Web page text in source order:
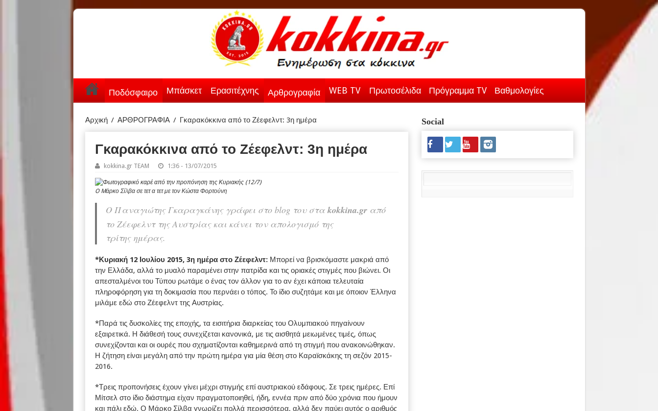
Ποδόσφαιρο Μπάσκετ Ερασιτέχνης Αρθρογραφία WEB TV Πρωτοσέλιδα Πρόγραμμα TV Βαθμολογίες
Αρχική / ΑΡΘΡΟΓΡΑΦΙΑ / Γκαρακόκκινα από το Ζέεφελντ: 3η ημέρα
Γκαρακόκκινα από το Ζέεφελντ: 3η ημέρα
kokkina.gr TEAM 1:36 - 13/07/2015
O Mάρκο Σίλβα σε τετ α τετ με τον Κώστα Φορτούνη
Ο Παναγιώτης Γκαραγκάνης γράφει στο blog του σταkokkina.grαπό
το Ζέεφελντ της Αυστρίας και κάνει τον απολογισμό της
τρίτης ημέρας.
*Κυριακή 12 Ιουλίου 2015, 3η ημέρα στο Ζέεφελντ:Μπορεί να βρισκόμαστε μακριά από
την Ελλάδα, αλλά το μυαλό παραμένει στην πατρίδα και τις οριακές στιγμές που βιώνει. Οι
απεσταλμένοι του Τύπου ρωτάμε ο ένας τον άλλον για το αν έχει κάποια τελευταία
πληροφόρηση για τη δοκιμασία που περνάει ο τόπος. Το ίδιο συζητάμε και με όποιον Έλληνα
μιλάμε εδώ στο Ζέεφελντ της Αυστρίας.
*Παρά τις δυσκολίες της εποχής, τα εισιτήρια διαρκείας του Ολυμπιακού πηγαίνουν
εξαιρετικά. Η διάθεσή τους συνεχίζεται κανονικά, με τις αισθητά μειωμένες τιμές, όπως
συνεχίζονται και οι ουρές που σχηματίζονται καθημερινά από τη στιγμή που ανακοινώθηκαν.
Η ζήτηση είναι μεγάλη από την πρώτη ημέρα για μία θέση στο Καραϊσκάκης τη σεζόν 2015-
2016.
*Τρεις προπονήσεις έχουν γίνει μέχρι στιγμής επί αυστριακού εδάφους. Σε τρεις ημέρες. Επί
Μίτσελ στο ίδιο διάστημα είχαν πραγματοποιηθεί, ήδη, εννέα πριν από δύο χρόνια που ήμουν
και πάλι εδώ. Ο Μάρκο Σίλβα γνωρίζει πολλά περισσότερα, αλλά δεν παύει αυτός ο αριθμός
Social